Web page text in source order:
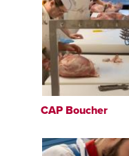
CAP Boucher